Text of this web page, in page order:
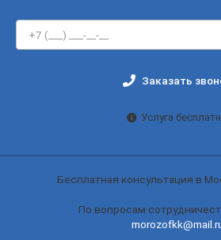
Заказать
Услуга
Бесплатная консультация в
По вопросам